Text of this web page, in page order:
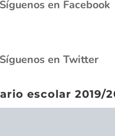
de interes para las